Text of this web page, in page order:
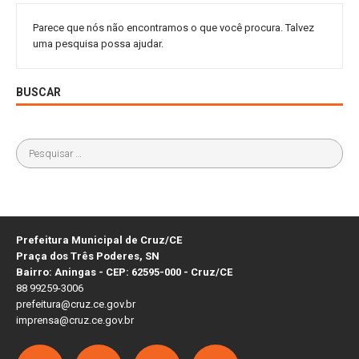
Parece que nós não encontramos o que você procura. Talvez
uma pesquisa possa ajudar.
BUSCAR
Prefeitura Municipal de Cruz/CE
Praça dos Três Poderes, SN
Bairro: Aningas - CEP: 62595-000 - Cruz/CE
88 99259-3006
prefeitura@cruz.ce.gov.br
imprensa@cruz.ce.gov.br